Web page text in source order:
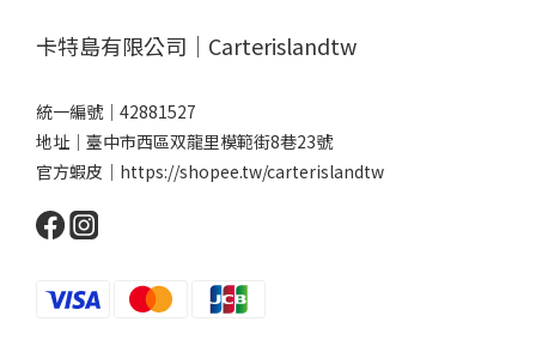
卡特島有限公司｜Carterislandtw
統一編號｜42881527
地址｜臺中市西區双龍里模範街8巷23號
官方蝦皮｜ https://shopee.tw/carterislandtw